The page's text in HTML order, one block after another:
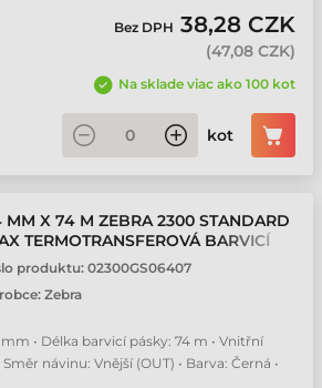
Bez DPH 38,28 CZK
(47,08 CZK)
Na sklade viac ako 100 kot
kot
MM X 74 M ZEBRA 2300 STANDARD
TERMOTRANSFEROVÁ BARVICÍ
produktu:02300GS06407
Zebra
• Délka barvicí pásky: 74 m • Vnitřní
návinu: Vnější (OUT) • Barva: Černá •